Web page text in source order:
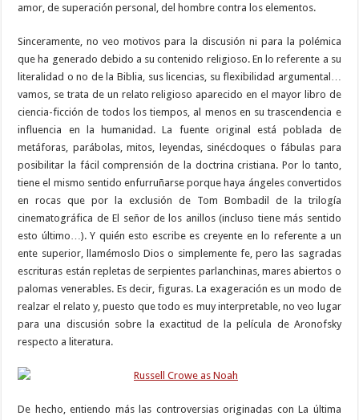
amor, de superación personal, del hombre contra los elementos.
Sinceramente, no veo motivos para la discusión ni para la polémica
que ha generado debido a su contenido religioso. En lo referente a su
literalidad o no de la Biblia, sus licencias, su flexibilidad argumental…
vamos, se trata de un relato religioso aparecido en el mayor libro de
ciencia-ficción de todos los tiempos, al menos en su trascendencia e
influencia en la humanidad. La fuente original está poblada de
metáforas, parábolas, mitos, leyendas, sinécdoques o fábulas para
posibilitar la fácil comprensión de la doctrina cristiana. Por lo tanto,
tiene el mismo sentido enfurruñarse porque haya ángeles convertidos
en rocas que por la exclusión de Tom Bombadil de la trilogía
cinematográfica de El señor de los anillos (incluso tiene más sentido
esto último…). Y quién esto escribe es creyente en lo referente a un
ente superior, llamémoslo Dios o simplemente fe, pero las sagradas
escrituras están repletas de serpientes parlanchinas, mares abiertos o
palomas venerables. Es decir, figuras. La exageración es un modo de
realzar el relato y, puesto que todo es muy interpretable, no veo lugar
para una discusión sobre la exactitud de la película de Aronofsky
respecto a literatura.
De hecho, entiendo más las controversias originadas con La última